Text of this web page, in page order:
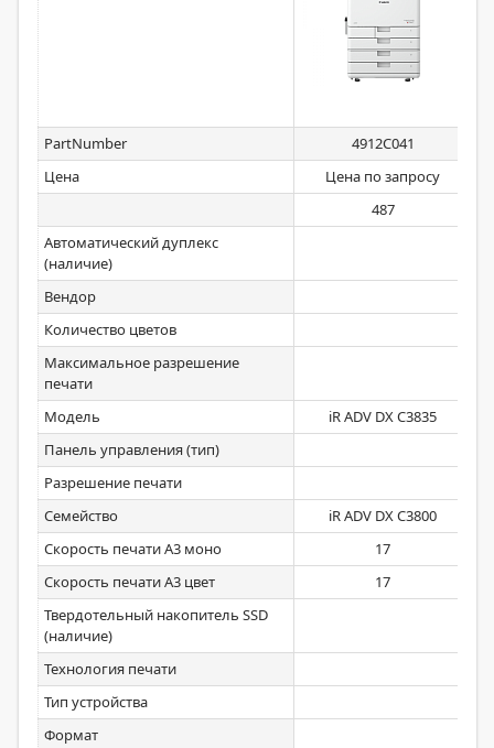
PartNumber
4912C041
Цена
Цена по запросу
487
Автоматический дуплекс
(наличие)
Вендор
Количество цветов
Максимальное разрешение
печати
Модель
iR ADV DX С3835
Панель управления (тип)
Разрешение печати
Семейство
iR ADV DX С3800
Скорость печати А3 моно
17
Скорость печати А3 цвет
17
Твердотельный накопитель SSD
(наличие)
Технология печати
Тип устройства
Формат